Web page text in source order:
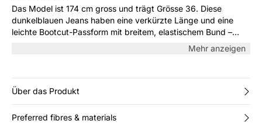
Das Model ist 174 cm gross und trägt Grösse 36. Diese
dunkelblauen Jeans haben eine verkürzte Länge und eine
leichte Bootcut-Passform mit breitem, elastischem Bund –
ohne Knopf oder Reissverschluss. Sie sorgen für eine glatte
Silhouette und hohen Komfort. Kombinieren Sie sie mit Bluse,
Mehr anzeigen
Über das Produkt
Preferred fibres & materials